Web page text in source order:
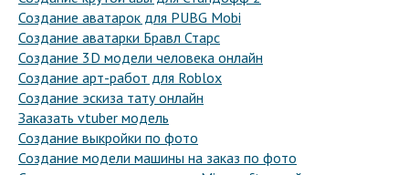
Создание аватарок для PUBG Mobi
Создание аватарки Бравл Старс
Создание 3D модели человека онлайн
Создание арт-работ для Roblox
Создание эскиза тату онлайн
Заказать vtuber модель
Создание выкройки по фото
Создание модели машины на заказ по фото